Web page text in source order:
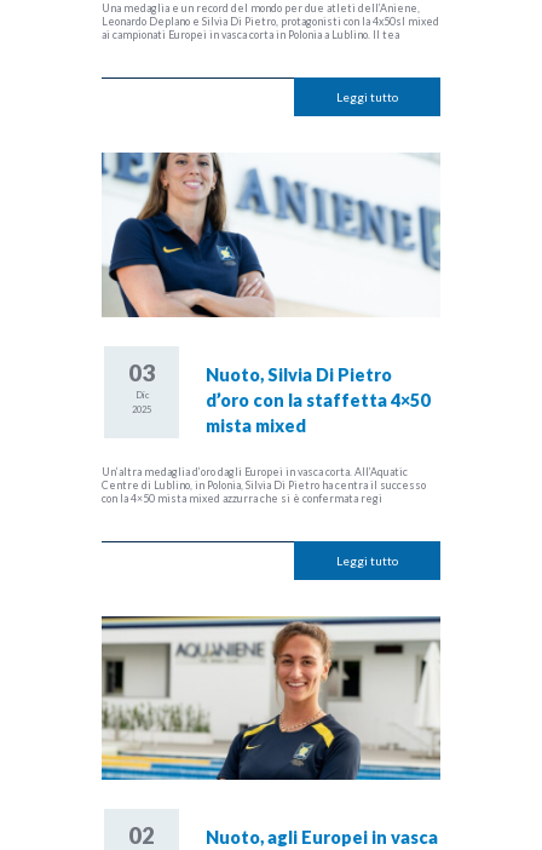
Una medaglia e un record del mondo per due atleti dell’Aniene,
Leonardo Deplano e Silvia Di Pietro, protagonisti con la 4x50sl mixed
ai campionati Europei in vasca corta in Polonia a Lublino. Il tea
Leggi tutto
03
Dic
2025
Nuoto, Silvia Di Pietro
d’oro con la staffetta 4×50
mista mixed
Un’altra medaglia d’oro dagli Europei in vasca corta. All’Aquatic
Centre di Lublino, in Polonia, Silvia Di Pietro ha centra il successo
con la 4×50 mista mixed azzurra che si è confermata regi
Leggi tutto
02
Nuoto, agli Europei in vasca